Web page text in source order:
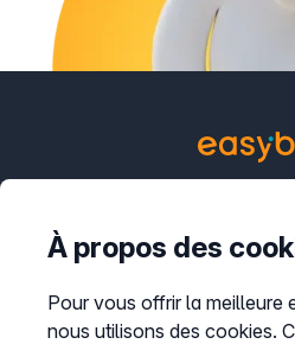
Trunk
À propos des
Pour vous offrir la meilleure
nous utilisons des cookies.